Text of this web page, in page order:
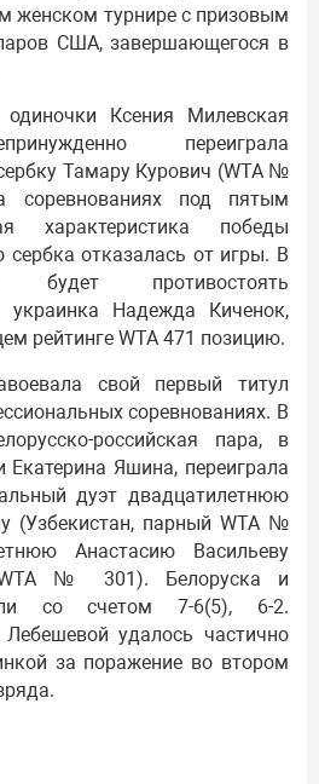
женском турнире с призовым
США, завершающегося в
Ксения Милевская
переиграла
Тамару Курович (WTA №
соревнованиях под пятым
характеристика победы
сербка отказалась от игры. В
противостоять
украинка Надежда Киченок,
рейтинге WTA 471 позицию.
свой первый титул
соревнованиях. В
российская пара, в
Екатерина Яшина, переиграла
дуэт двадцатилетнюю
(Узбекистан, парный WTA №
Анастасию Васильеву
WTA № 301). Белоруска и
со счетом 7-6(5), 6-2.
удалось частично
за поражение во втором